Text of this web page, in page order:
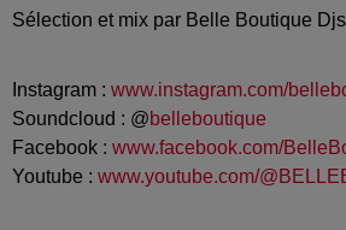
Sélection et mix par Belle Boutique Djs
Instagram : www.instagram.com/
Soundcloud : @belleboutique
Facebook : www.facebook.com/
Youtube : www.youtube.com/